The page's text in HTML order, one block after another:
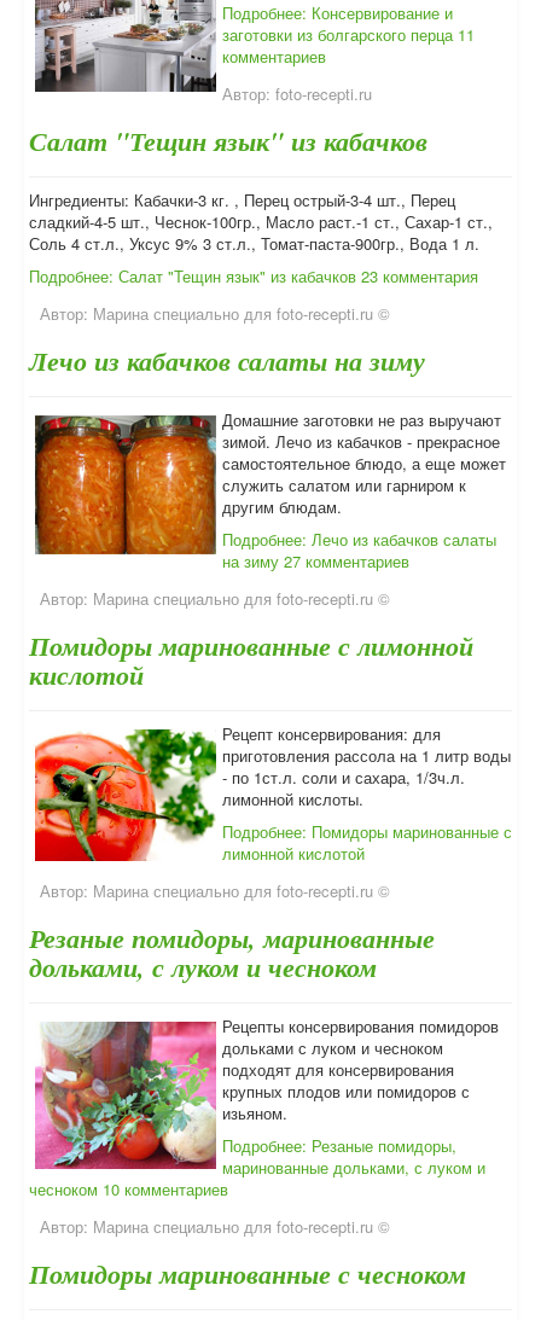
Подробнее: Консервирование и
заготовки из болгарского перца 11
комментариев
Автор: foto-recepti.ru
Салат "Тещин язык" из кабачков
Ингредиенты: Кабачки-3 кг. , Перец острый-3-4 шт., Перец
сладкий-4-5 шт., Чеснок-100гр., Масло раст.-1 ст., Сахар-1 ст.,
Соль 4 ст.л., Уксус 9% 3 ст.л., Томат-паста-900гр., Вода 1 л.
Подробнее: Салат "Тещин язык" из кабачков 23 комментария
Автор: Марина специально для foto-recepti.ru ©
Лечо из кабачков салаты на зиму
Домашние заготовки не раз выручают
зимой. Лечо из кабачков - прекрасное
самостоятельное блюдо, а еще может
служить салатом или гарниром к
другим блюдам.
Подробнее: Лечо из кабачков салаты
на зиму 27 комментариев
Автор: Марина специально для foto-recepti.ru ©
Помидоры маринованные с лимонной
кислотой
Рецепт консервирования: для
приготовления рассола на 1 литр воды
- по 1ст.л. соли и сахара, 1/3ч.л.
лимонной кислоты.
Подробнее: Помидоры маринованные с
лимонной кислотой
Автор: Марина специально для foto-recepti.ru ©
Резаные помидоры, маринованные
дольками, с луком и чесноком
Рецепты консервирования помидоров
дольками с луком и чесноком
подходят для консервирования
крупных плодов или помидоров с
изьяном.
Подробнее: Резаные помидоры,
маринованные дольками, с луком и
чесноком 10 комментариев
Автор: Марина специально для foto-recepti.ru ©
Помидоры маринованные с чесноком